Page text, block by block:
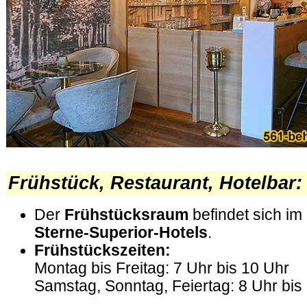
Frühstück, Restaurant, Hotelbar:
Der Frühstücksraum befindet sich
Sterne-Superior-Hotels.
Frühstückszeiten:
Montag bis Freitag: 7 Uhr bis 10 Uhr
Samstag, Sonntag, Feiertag: 8 Uhr